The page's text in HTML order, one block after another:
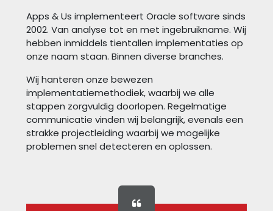
Apps & Us implementeert Oracle software sinds
2002. Van analyse tot en met ingebruikname. Wij
hebben inmiddels tientallen implementaties op
onze naam staan. Binnen diverse branches.
Wij hanteren onze bewezen
implementatiemethodiek, waarbij we alle
stappen zorgvuldig doorlopen. Regelmatige
communicatie vinden wij belangrijk, evenals een
strakke projectleiding waarbij we mogelijke
problemen snel detecteren en oplossen.